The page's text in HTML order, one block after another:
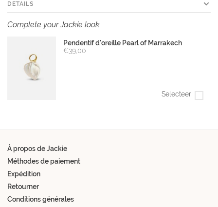
DETAILS
Complete your Jackie look
Pendentif d'oreille Pearl of Marrakech
€39,00
Selecteer
À propos de Jackie
Méthodes de paiement
Expédition
Retourner
Conditions générales